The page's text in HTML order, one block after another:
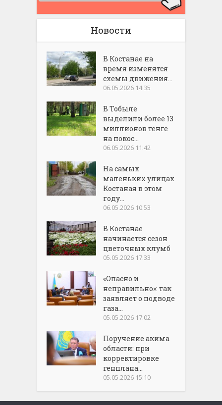
Новости
В Костанае на
время изменятся
схемы движения...
06.05.2026 14:35
В Тобыле
выделили более 13
миллионов тенге
на покос...
06.05.2026 11:42
На самых
маленьких улицах
Костаная в этом
году...
06.05.2026 10:53
В Костанае
начинается сезон
цветочных клумб
05.05.2026 17:33
«Опасно и
неправильно»: так
заявляет о подводе
газа...
05.05.2026 17:02
Поручение акима
области: при
корректировке
генплана...
05.05.2026 15:10